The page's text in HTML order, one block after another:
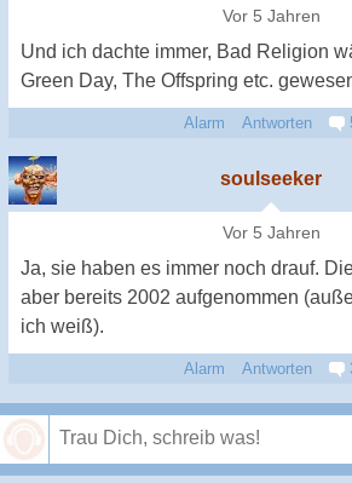
Vor 5 Jahren
Und ich dachte immer, Bad Religion
Green Day, The Offspring etc.
Alarm Antworten
soulseeker
Vor 5 Jahren
Ja, sie haben es immer noch drauf.
aber bereits 2002 aufgenommen
ich weiß).
Alarm Antworten